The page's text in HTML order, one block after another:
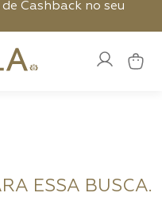
de Cashback no seu
ESSA BUSCA.